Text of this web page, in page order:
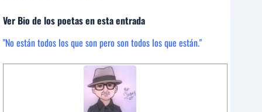
Ver Bio de los poetas en esta entrada
"No están todos los que son pero son todos los que están."